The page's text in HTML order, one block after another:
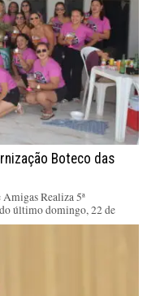
Boteco das
Realiza 5ª
último domingo, 22 de